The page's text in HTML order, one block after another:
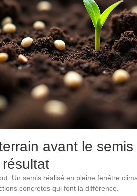
avant le
Un semis réalisé en pleine fenêtre
concrètes qui font la différence.